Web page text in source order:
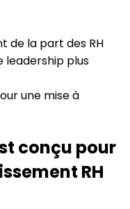
de la part des RH
leadership plus
une mise à
conçu pour
RH